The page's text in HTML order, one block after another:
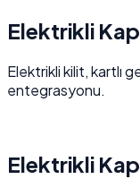
Elektrikli
Elektrikli kilit, kartlı
entegrasyonu.
Elektrikli